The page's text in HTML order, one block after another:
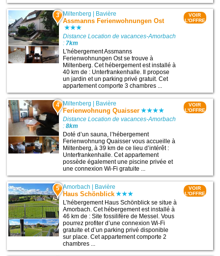
3 Miltenberg Bavière
Assmanns Ferienwohnungen Ost
Distance Location de vacances-Amorbach
: 7km
L’hébergement Assmanns
Ferienwohnungen Ost se trouve à
Miltenberg. Cet hébergement est installé à
40 km de : Unterfrankenhalle. Il propose
un jardin et un parking privé gratuit. Cet
appartement comporte 3 chambres ...
VOIR
L'OFFRE
4 Miltenberg Bavière
Ferienwohnung Quaisser
Distance Location de vacances-Amorbach
:8km
Doté d’un sauna, l’hébergement
Ferienwohnung Quaisser vous accueille à
Miltenberg, à 39 km de ce lieu d’intérêt :
Unterfrankenhalle. Cet appartement
possède également une piscine privée et
une connexion Wi-Fi gratuite ...
VOIR
L'OFFRE
5 Amorbach | Bavière
Haus Schönblick
L’hébergement Haus Schönblick se situe à
Amorbach. Cet hébergement est installé à
46 km de : Site fossilifère de Messel. Vous
pourrez profiter d’une connexion Wi-Fi
gratuite et d’un parking privé disponible
sur place. Cet appartement comporte 2
chambres ...
VOIR
L'OFFRE